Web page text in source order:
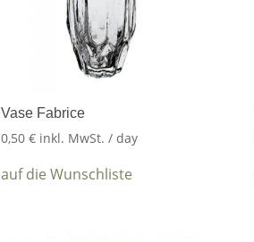
Vase Fabrice
0,50 € inkl. MwSt. / day
auf die Wunschliste